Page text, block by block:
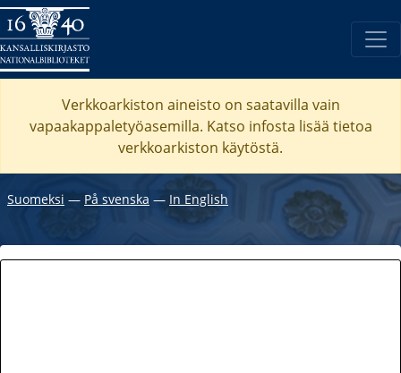
Verkkoarkiston aineisto on saatavilla vain
vapaakappaletyöasemilla. Katso infosta lisää tietoa
verkkoarkiston käytöstä.
Suomeksi ― På svenska ― In English